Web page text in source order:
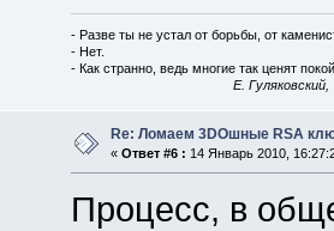
- Разве ты не устал от борьбы, от
- Нет.
- Как странно, ведь многие так ценят
E.
Re: Ломаем 3DOшные RSA
« Ответ #6 : 14 Январь 2010,
Процесс, в